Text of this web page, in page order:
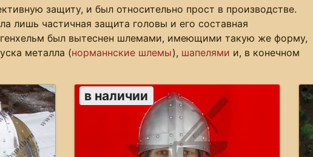
защиту, и был относительно прост в производстве.
лишь частичная защита головы и его составная
был вытеснен шлемами, имеющими такую же форму,
металла (норманнские шлемы), шапелями и, в конечном
в наличии